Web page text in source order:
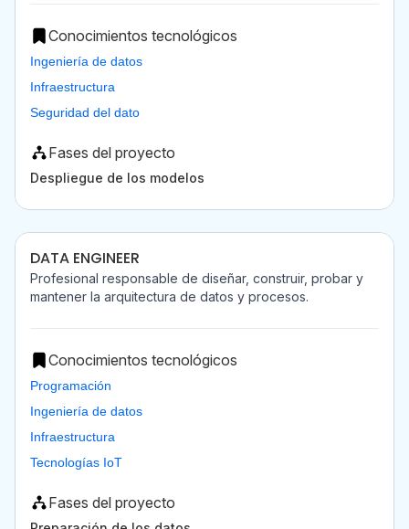
Conocimientos tecnológicos
Ingeniería de datos
Infraestructura
Seguridad del dato
Fases del proyecto
Despliegue de los modelos
DATA ENGINEER
Profesional responsable de diseñar, construir, probar y
mantener la arquitectura de datos y procesos.
Conocimientos tecnológicos
Programación
Ingeniería de datos
Infraestructura
Tecnologías IoT
Fases del proyecto